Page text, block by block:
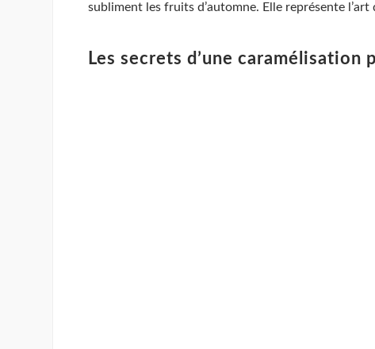
subliment les fruits d’automne. Elle représente
Les secrets d’une caramélisation